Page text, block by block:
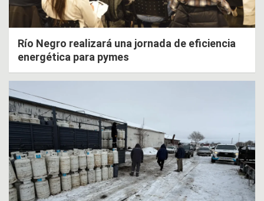
Río Negro realizará una jornada de eficiencia
energética para pymes